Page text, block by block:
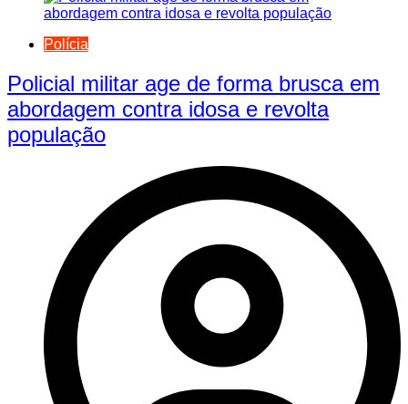
Polícia
Policial militar age de forma brusca em
abordagem contra idosa e revolta
população